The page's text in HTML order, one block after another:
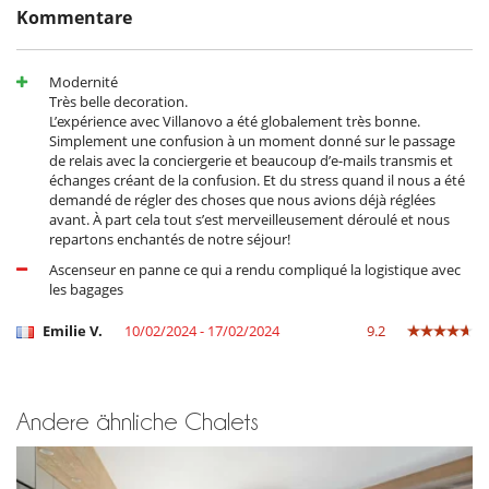
- Änderungen/Stornierung der Buchungen senden Sie bitte eine E-Mail
- Die Stornobedingungen beziehen sich auf die Ortszeit des
Villastandortes
- Bei Stornierung kann die Höhe der Anzahlung nicht erstattet werden.
- Stornierung ab31 Tagevor Anreisetermin :100 %des
Gesamtbetrages sind an Villanovo zu bezahlen.
- Bei Nichterscheinen :100 %des Gesamtbetrages sind an Villanovo zu
bezahlen
Kommentare
Modernité
Très belle decoration.
L’expérience avec Villanovo a été globalement très bonne.
Simplement une confusion à un moment donné sur le passage
de relais avec la conciergerie et beaucoup d’e-mails transmis et
échanges créant de la confusion. Et du stress quand il nous a été
demandé de régler des choses que nous avions déjà réglées
avant. À part cela tout s’est merveilleusement déroulé et nous
repartons enchantés de notre séjour!
Ascenseur en panne ce qui a rendu compliqué la logistique avec
les bagages
Emilie V. 10/02/2024 - 17/02/2024 9.2
Andere ähnliche Chalets